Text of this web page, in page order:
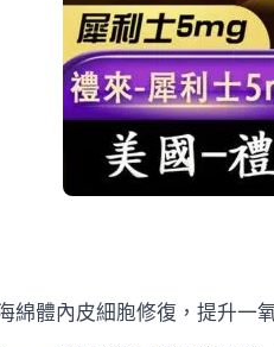
綿體內皮細胞修復，提升一